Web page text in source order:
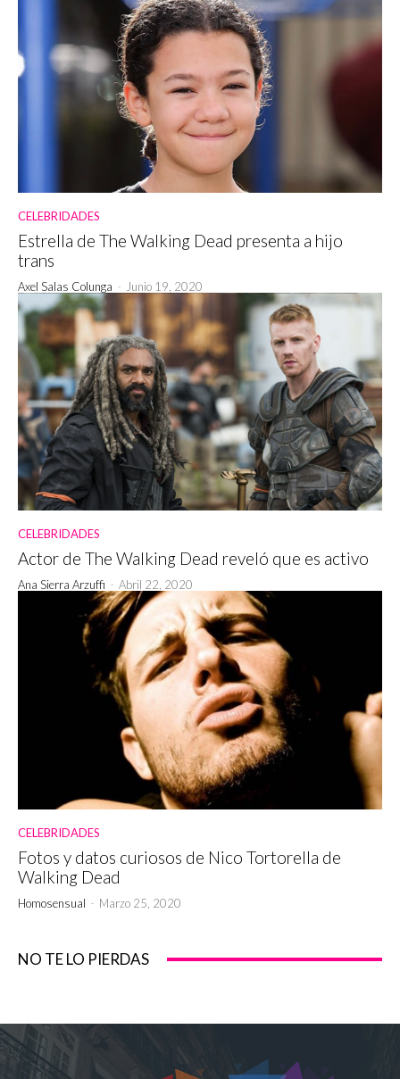
CELEBRIDADES
Estrella de The Walking Dead presenta a hijo
trans
Axel Salas Colunga - Junio 19, 2020
CELEBRIDADES
Actor de The Walking Dead reveló que es activo
Ana Sierra Arzuffi - Abril 22, 2020
CELEBRIDADES
Fotos y datos curiosos de Nico Tortorella de
Walking Dead
Homosensual - Marzo 25, 2020
NO TE LO PIERDAS